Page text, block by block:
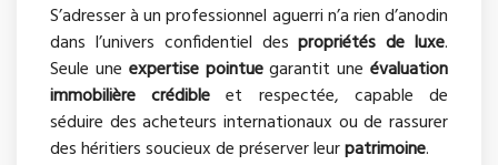
S’adresser à un professionnel aguerri n’a rien d’anodin
dans l’univers confidentiel despropriétés de luxe.
Seule une expertise pointuegarantit uneévaluation
immobilière crédible et respectée, capable de
séduire des acheteurs internationaux ou de rassurer
des héritiers soucieux de préserver leurpatrimoine.